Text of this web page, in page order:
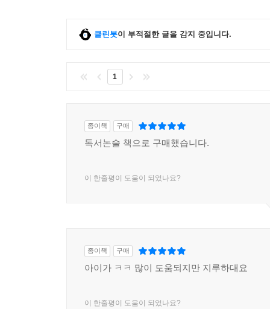
클린봇이 부적절한 글을 감지 중입니다.
1
종이책 구매
독서논술 책으로 구매했습니다.
이 한줄평이 도움이 되었나요?
종이책 구매
아이가 ㅋㅋ 많이 도움되지만 지루하대요
이 한줄평이 도움이 되었나요?